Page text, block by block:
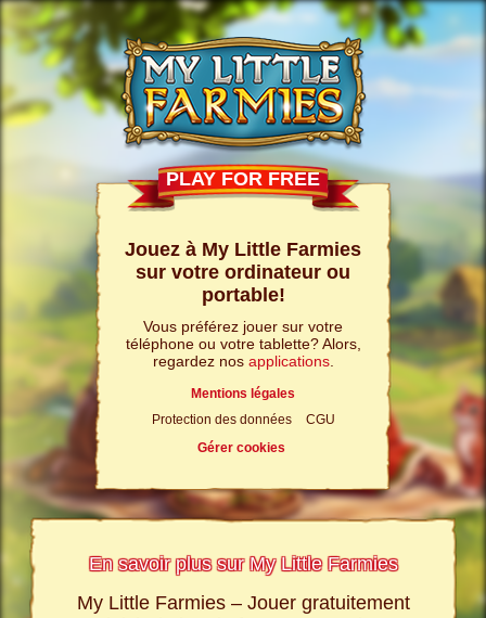
PLAY FOR FREE
Jouez à My Little Farmies
sur votre ordinateur ou
portable!
Vous préférez jouer sur votre
téléphone ou votre tablette? Alors,
regardez nos applications.
Mentions légales
Protection des données
CGU
Gérer cookies
En savoir plus sur My Little Farmies
My Little Farmies – Jouer gratuitement